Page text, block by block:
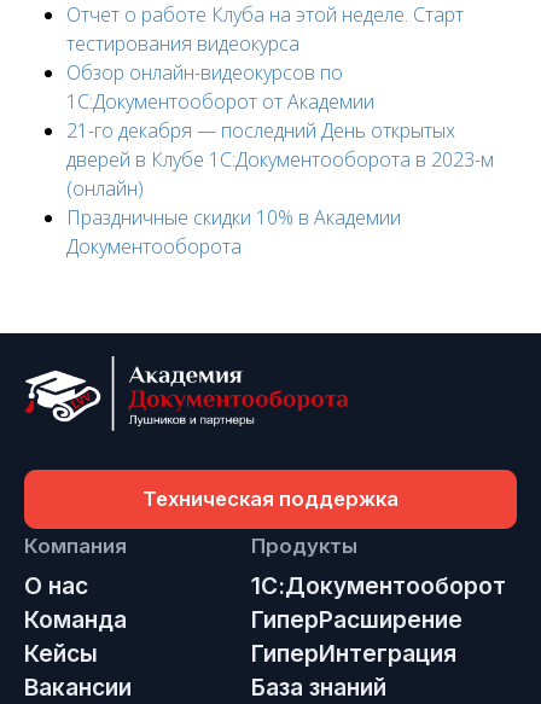
Отчет о работе Клуба на этой неделе. Старт
тестирования видеокурса
Обзор онлайн-видеокурсов по
1C:Документооборот от Академии
21-го декабря — последний День открытых
дверей в Клубе 1С:Документооборота в 2023-м
(онлайн)
Праздничные скидки 10% в Академии
Документооборота
Техническая поддержка
Компания
О нас
Команда
Кейсы
Вакансии
Продукты
1С:Документооборот
ГиперРасширение
ГиперИнтеграция
База знаний